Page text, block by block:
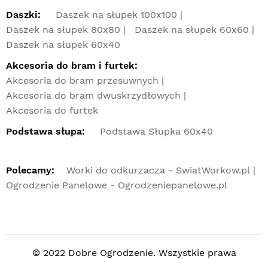
Daszki:
Daszek na słupek 100x100
Daszek na słupek 80x80
Daszek na słupek 60x60
Daszek na słupek 60x40
Akcesoria do bram i furtek:
Akcesoria do bram przesuwnych
Akcesoria do bram dwuskrzydłowych
Akcesoria do furtek
Podstawa słupa:
Podstawa Słupka 60x40
Polecamy:
Worki do odkurzacza - SwiatWorkow.pl
Ogrodzenie Panelowe - Ogrodzeniepanelowe.pl
© 2022 Dobre Ogrodzenie. Wszystkie prawa